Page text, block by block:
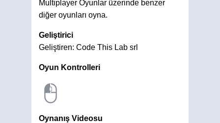
Multiplayer Oyunlar üzerinde benzer
diğer oyunları oyna.
Geliştirici
Geliştiren: Code This Lab srl
Oyun Kontrolleri
Oynanış Videosu